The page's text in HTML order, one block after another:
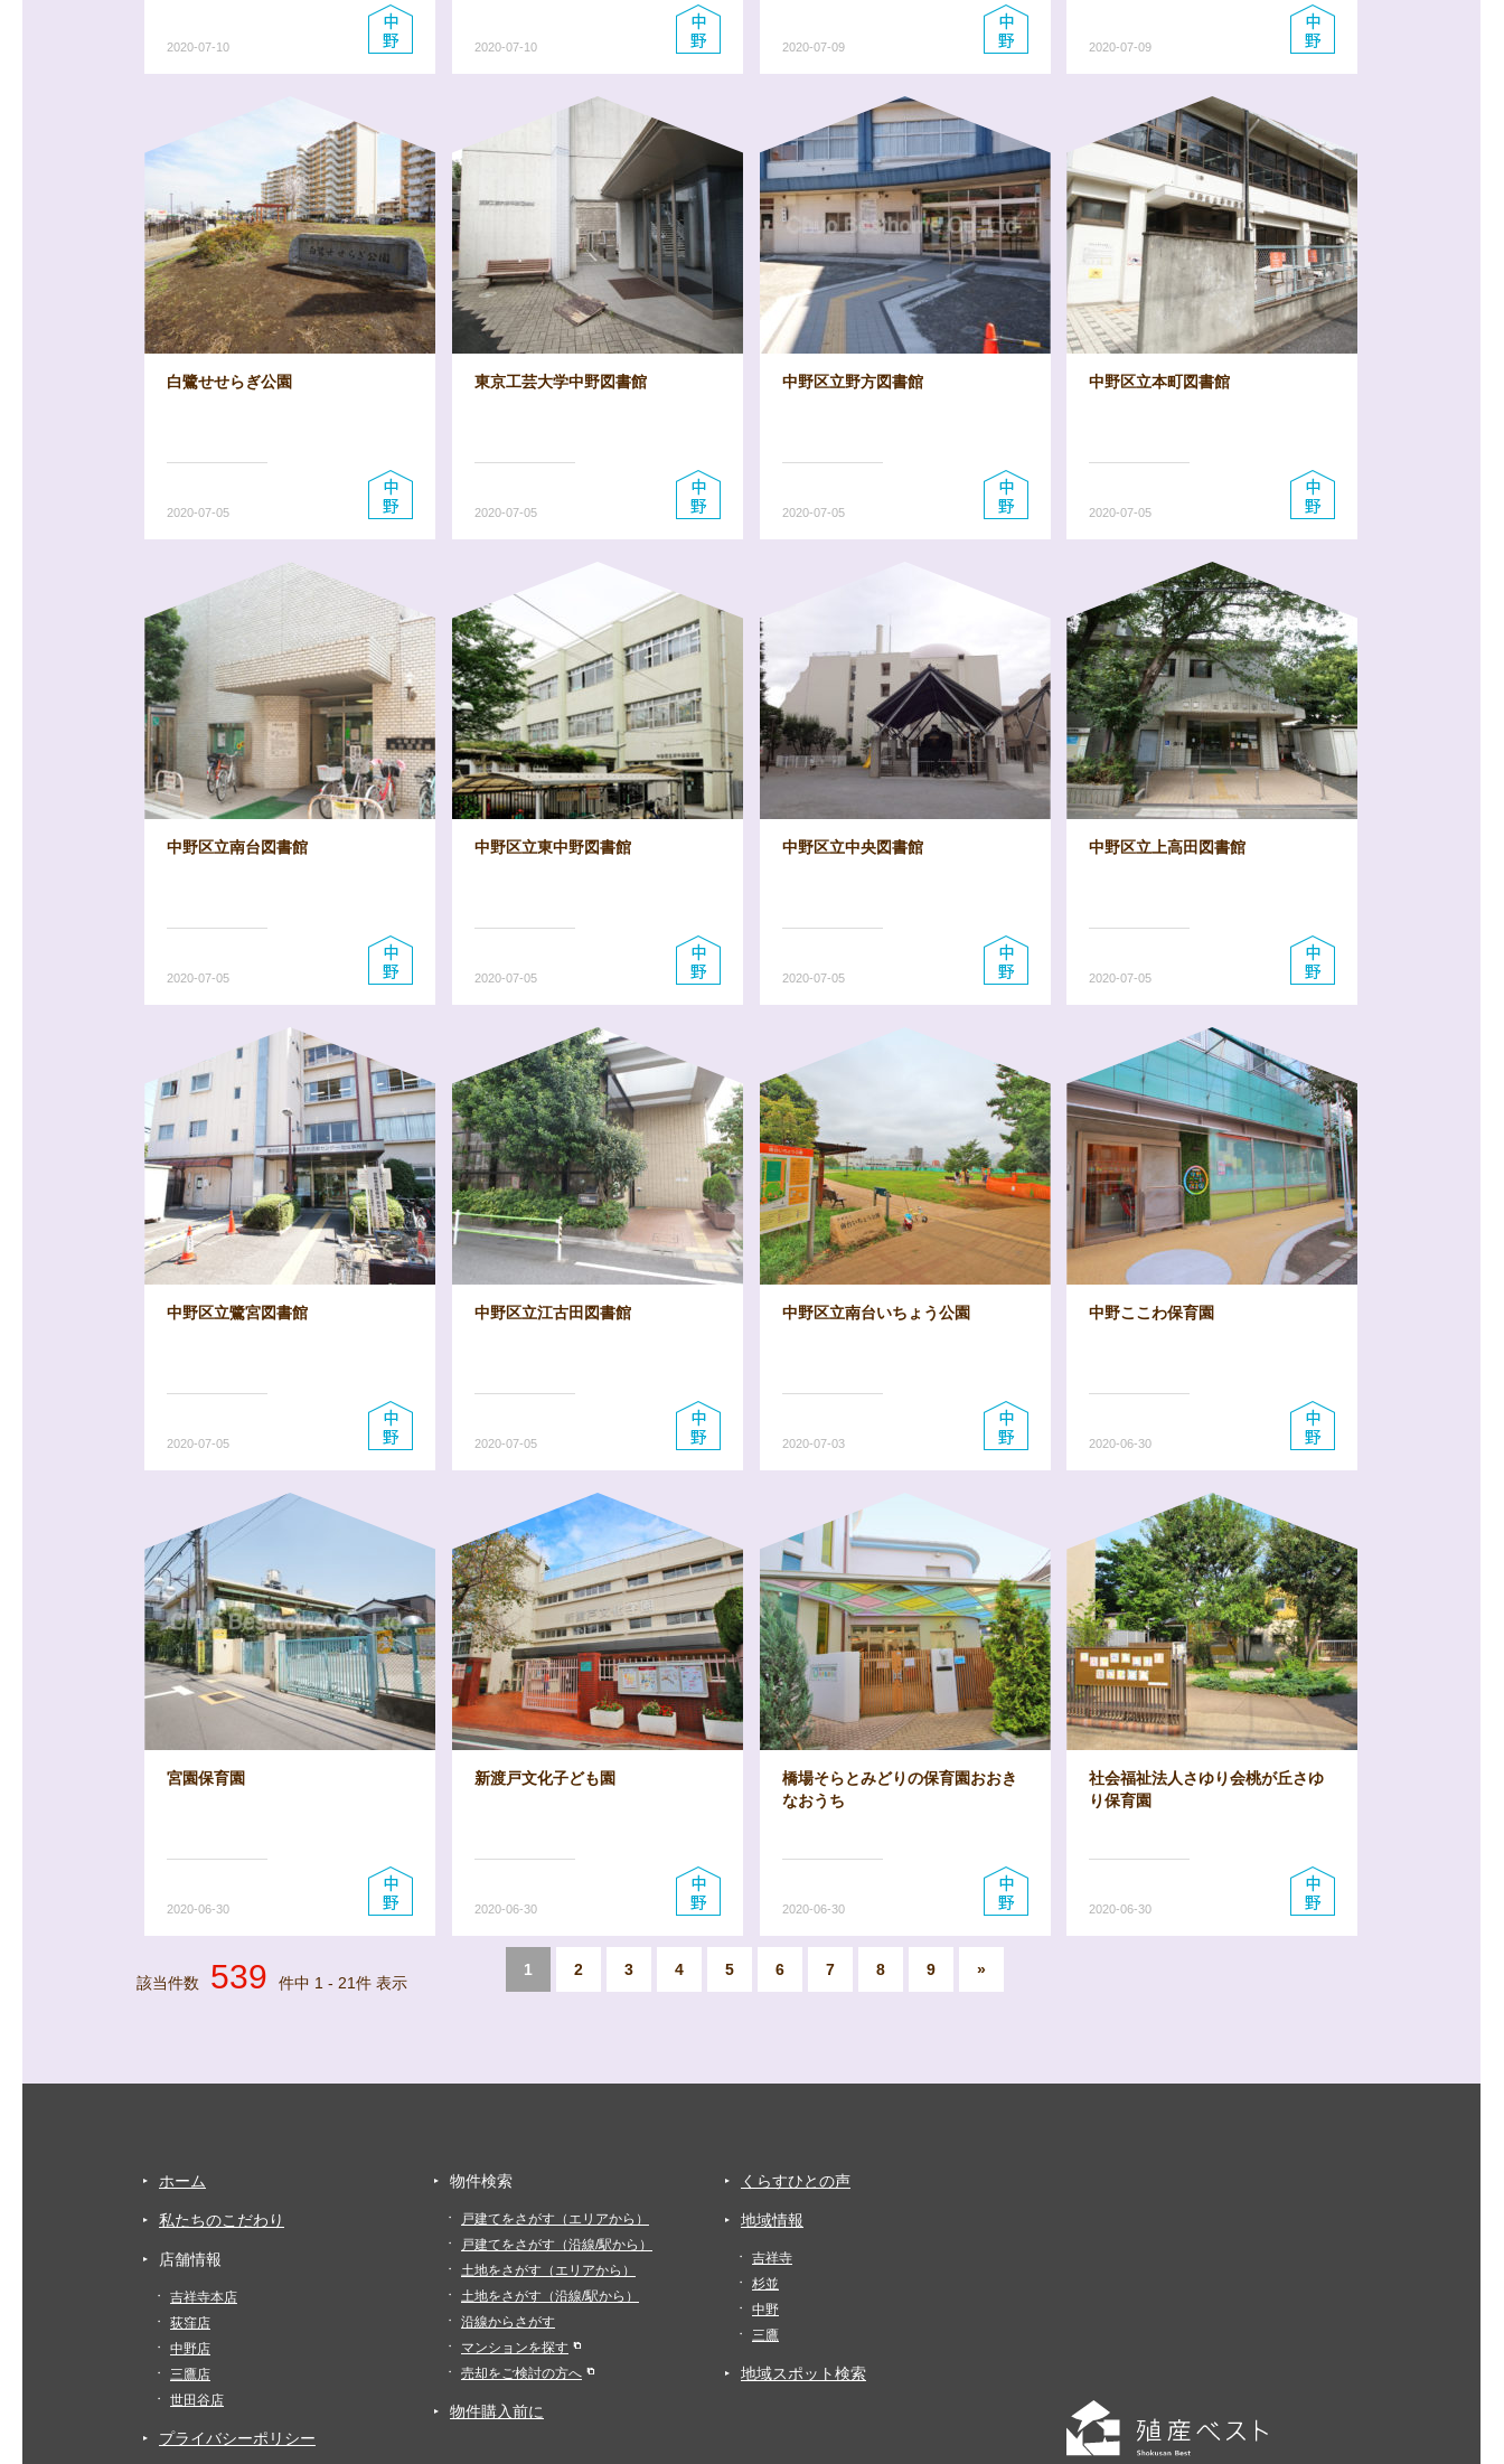
2020-07-10 2020-07-10 2020-07-09 2020-07-09
白鷺せせらぎ公園
2020-07-05
東京工芸大学中野図書館
2020-07-05
中野区立野方図書館
2020-07-05
中野区立本町図書館
2020-07-05
中野区立南台図書館
2020-07-05
中野区立東中野図書館
2020-07-05
中野区立中央図書館
2020-07-05
中野区立上高田図書館
2020-07-05
中野区立鷺宮図書館
2020-07-05
中野区立江古田図書館
2020-07-05
中野区立南台いちょう公園
2020-07-03
中野ここわ保育園
2020-06-30
宮園保育園
2020-06-30
新渡戸文化子ども園
2020-06-30
橋場そらとみどりの保育園おおき
なおうち
2020-06-30
社会福祉法人さゆり会桃が丘さゆ
り保育園
2020-06-30
該当件数 539 件中 1 - 21件 表示
1 2 3 4 5 6 7 8 9 »
ホーム
私たちのこだわり
店舗情報
吉祥寺本店
荻窪店
中野店
三鷹店
世田谷店
プライバシーポリシー
物件検索
戸建てをさがす（エリアから）
戸建てをさがす（沿線/駅から）
土地をさがす（エリアから）
土地をさがす（沿線/駅から）
沿線からさがす
マンションを探す
売却をご検討の方へ
物件購入前に
くらすひとの声
地域情報
吉祥寺
杉並
中野
三鷹
地域スポット検索